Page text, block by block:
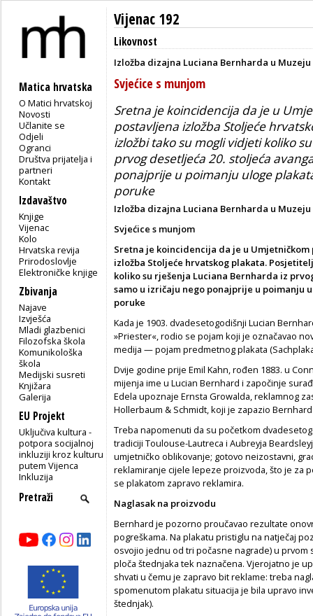
Matica hrvatska
O Matici hrvatskoj
Novosti
Učlanite se
Odjeli
Ogranci
Društva prijatelja i
partneri
Kontakt
Izdavaštvo
Knjige
Vijenac
Kolo
Hrvatska revija
Prirodoslovlje
Elektroničke knjige
Zbivanja
Najave
Izvješća
Mladi glazbenici
Filozofska škola
Komunikološka
škola
Medijski susreti
Knjižara
Galerija
EU Projekt
Uključiva kultura -
potpora socijalnoj
inkluziji kroz kulturu
putem Vijenca
Inkluzija
Vijenac 192
Likovnost
Izložba dizajna Luciana Bernharda u
Svjećice s munjom
Sretna je koincidencija da je u
postavljena izložba Stoljeće
izložbi tako su mogli vidjeti koliko
prvog desetljeća 20. stoljeća
ponajprije u poimanju uloge
poruke
Izložba dizajna Luciana Bernharda u
Svjećice s munjom
Sretna je koincidencija da je u
izložba Stoljeće hrvatskog plakata.
koliko su rješenja Luciana Bernharda iz
samo u izričaju nego ponajprije u poimanju
poruke
Kada je 1903. dvadesetogodišnji Lucian
»Priester«, rodio se pojam koji je označavao
medija — pojam predmetnog plakata
Dvije godine prije Emil Kahn, rođen 1883. u
mijenja ime u Lucian Bernhard i započinje
Edela upoznaje Ernsta Growalda, reklamnog
Hollerbaum & Schmidt, koji je zapazio
Treba napomenuti da su početkom
tradiciji Toulouse-Lautreca i Aubreyja
umjetničko oblikovanje; gotovo neizostavni,
reklamiranje cijele lepeze proizvoda, što je za
se plakatom zapravo reklamira.
Naglasak na proizvodu
Bernhard je pozorno proučavao rezultate
pogreškama. Na plakatu pristiglu na natječaj
osvojio jednu od tri počasne nagrade) u
ploča štednjaka tek naznačena. Vjerojatno je
shvati u čemu je zapravo bit reklame: treba
spomenutom plakatu situacija je bila upravo
štednjak).